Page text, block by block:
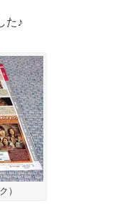
た♪
）